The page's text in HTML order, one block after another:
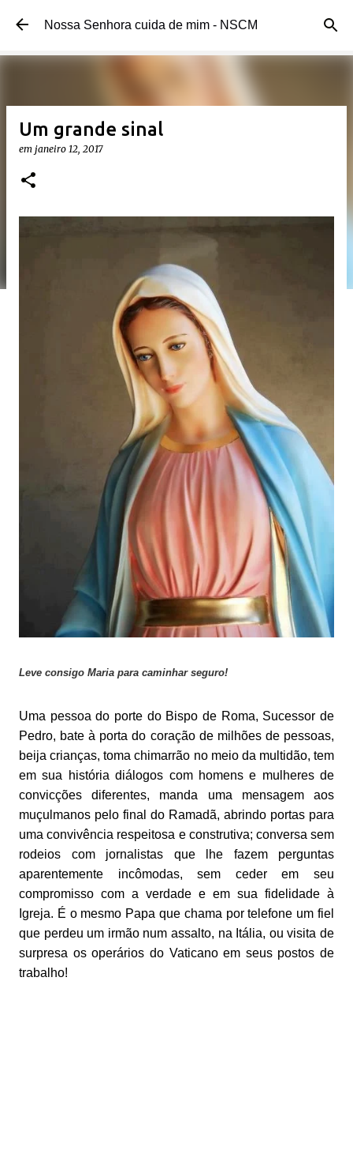
Pular para o conteúdo principal
Nossa Senhora cuida de mim - NSCM
Um grande sinal
em janeiro 12, 2017
Leve consigo Maria para caminhar seguro!
Uma pessoa do porte do Bispo de Roma, Sucessor de
Pedro, bate à porta do coração de milhões de pessoas,
beija crianças, toma chimarrão no meio da multidão, tem
em sua história diálogos com homens e mulheres de
convicções diferentes, manda uma mensagem aos
muçulmanos pelo final do Ramadã, abrindo portas para
uma convivência respeitosa e construtiva; conversa sem
rodeios com jornalistas que lhe fazem perguntas
aparentemente incômodas, sem ceder em seu
compromisso com a verdade e em sua fidelidade à
Igreja. É o mesmo Papa que chama por telefone um fiel
que perdeu um irmão num assalto, na Itália, ou visita de
surpresa os operários do Vaticano em seus postos de
trabalho!